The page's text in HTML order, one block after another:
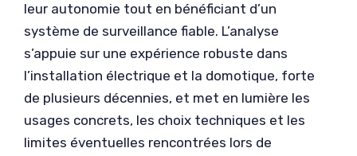
leur autonomie tout en bénéficiant d’un
système de surveillance fiable. L’analyse
s’appuie sur une expérience robuste dans
l’installation électrique et la domotique, forte
de plusieurs décennies, et met en lumière les
usages concrets, les choix techniques et les
limites éventuelles rencontrées lors de